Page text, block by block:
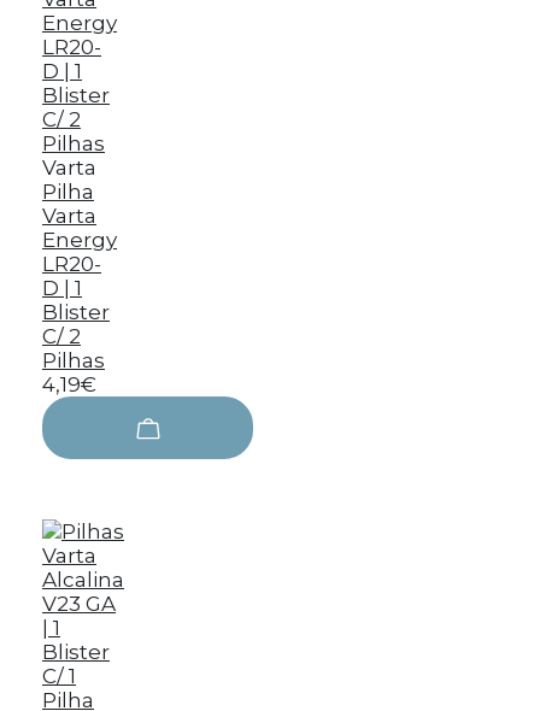
Varta
Pilha
Varta
Energy
LR20-
D | 1
Blister
C/ 2
Pilhas
4,19€